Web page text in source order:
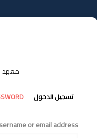
إلى
المحتوى
معهد
التبويبات
الأساسية
تسجيل الدخول
or email address